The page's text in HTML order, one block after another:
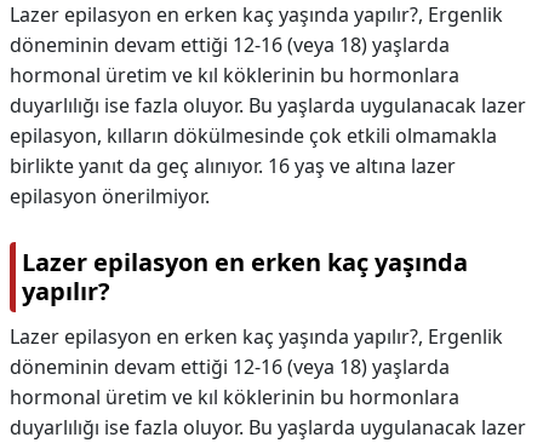
Lazer epilasyon en erken kaç yaşında yapılır?, Ergenlik
döneminin devam ettiği 12-16 (veya 18) yaşlarda
hormonal üretim ve kıl köklerinin bu hormonlara
duyarlılığı ise fazla oluyor. Bu yaşlarda uygulanacak lazer
epilasyon, kılların dökülmesinde çok etkili olmamakla
birlikte yanıt da geç alınıyor. 16 yaş ve altına lazer
epilasyon önerilmiyor.
Lazer epilasyon en erken kaç yaşında
yapılır?
Lazer epilasyon en erken kaç yaşında yapılır?, Ergenlik
döneminin devam ettiği 12-16 (veya 18) yaşlarda
hormonal üretim ve kıl köklerinin bu hormonlara
duyarlılığı ise fazla oluyor. Bu yaşlarda uygulanacak lazer